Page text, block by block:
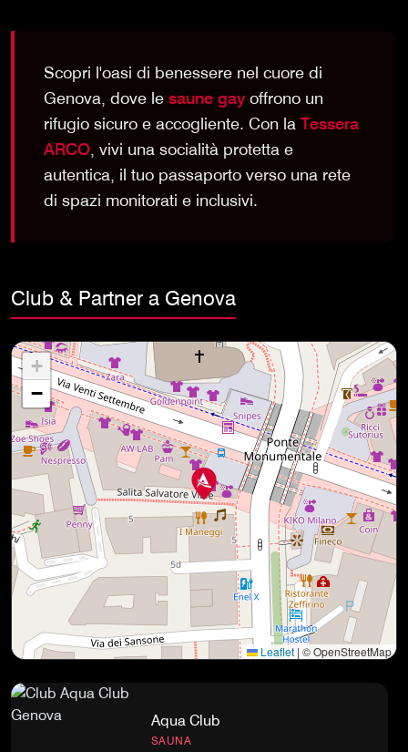
Scopri l'oasi di benessere nel cuore di
Genova, dove le saune gay offrono un
rifugio sicuro e accogliente. Con la Tessera
ARCO , vivi una socialità protetta e
autentica, il tuo passaporto verso una rete
di spazi monitorati e inclusivi.
Club & Partner a Genova
+
−
Leaflet | © OpenStreetMap
Aqua Club
SAUNA